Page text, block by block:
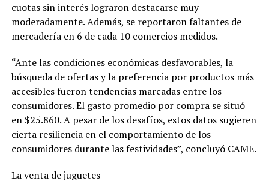
cuotas sin interés lograron destacarse muy
moderadamente. Además, se reportaron faltantes de
mercadería en 6 de cada 10 comercios medidos.
“Ante las condiciones económicas desfavorables, la
búsqueda de ofertas y la preferencia por productos más
accesibles fueron tendencias marcadas entre los
consumidores. El gasto promedio por compra se situó
en $25.860. A pesar de los desafíos, estos datos sugieren
cierta resiliencia en el comportamiento de los
consumidores durante las festividades”, concluyó CAME.
La venta de juguetes